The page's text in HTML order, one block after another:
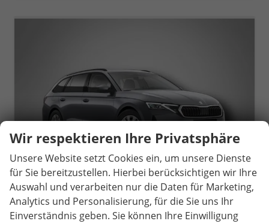
Skoda Octavia Combi
Wir respektieren Ihre Privatsphäre
Unsere Website setzt Cookies ein, um unsere Dienste
für Sie bereitzustellen. Hierbei berücksichtigen wir Ihre
Auswahl und verarbeiten nur die Daten für Marketing,
Analytics und Personalisierung, für die Sie uns Ihr
Einverständnis geben. Sie können Ihre Einwilligung